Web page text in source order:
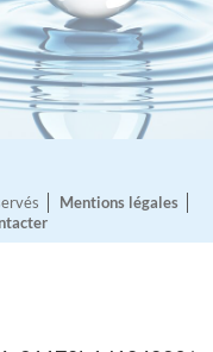
Mentions légales